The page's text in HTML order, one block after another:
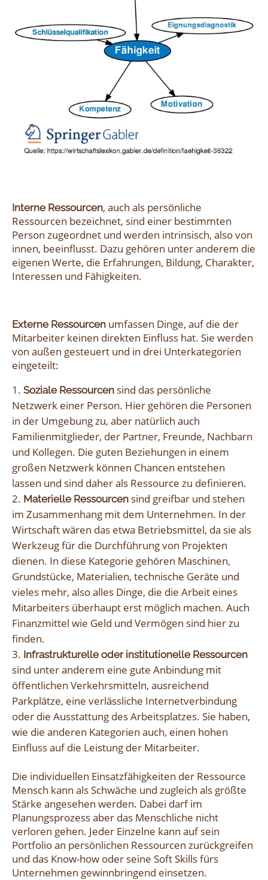
Interne Ressourcen, auch als persönliche
Ressourcen bezeichnet, sind einer bestimmten
Person zugeordnet und werden intrinsisch, also von
innen, beeinflusst. Dazu gehören unter anderem die
eigenen Werte, die Erfahrungen, Bildung, Charakter,
Interessen und Fähigkeiten.
Externe Ressourcen umfassen Dinge, auf die der
Mitarbeiter keinen direkten Einfluss hat. Sie werden
von außen gesteuert und in drei Unterkategorien
eingeteilt:
Soziale Ressourcen sind das persönliche
Netzwerk einer Person. Hier gehören die Personen
in der Umgebung zu, aber natürlich auch
Familienmitglieder, der Partner, Freunde, Nachbarn
und Kollegen. Die guten Beziehungen in einem
großen Netzwerk können Chancen entstehen
lassen und sind daher als Ressource zu definieren.
Materielle Ressourcen sind greifbar und stehen
im Zusammenhang mit dem Unternehmen. In der
Wirtschaft wären das etwa Betriebsmittel, da sie als
Werkzeug für die Durchführung von Projekten
dienen. In diese Kategorie gehören Maschinen,
Grundstücke, Materialien, technische Geräte und
vieles mehr, also alles Dinge, die die Arbeit eines
Mitarbeiters überhaupt erst möglich machen. Auch
Finanzmittel wie Geld und Vermögen sind hier zu
finden.
Infrastrukturelle oder institutionelle Ressourcen
sind unter anderem eine gute Anbindung mit
öffentlichen Verkehrsmitteln, ausreichend
Parkplätze, eine verlässliche Internetverbindung
oder die Ausstattung des Arbeitsplatzes. Sie haben,
wie die anderen Kategorien auch, einen hohen
Einfluss auf die Leistung der Mitarbeiter.
Die individuellen Einsatzfähigkeiten der Ressource
Mensch kann als Schwäche und zugleich als größte
Stärke angesehen werden. Dabei darf im
Planungsprozess aber das Menschliche nicht
verloren gehen. Jeder Einzelne kann auf sein
Portfolio an persönlichen Ressourcen zurückgreifen
und das Know-how oder seine Soft Skills fürs
Unternehmen gewinnbringend einsetzen.